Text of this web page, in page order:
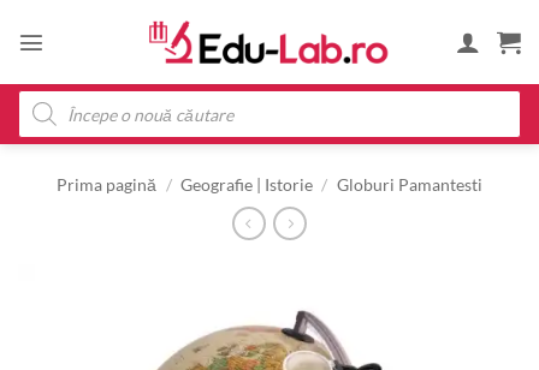
Products
search
Prima pagină / Geografie | Istorie / Globuri Pamantesti